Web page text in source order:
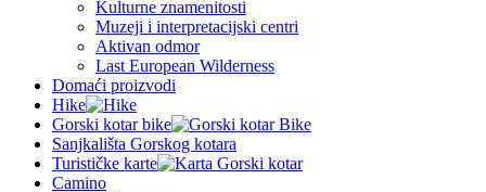
Kulturne znamenitosti
Muzeji i interpretacijski centri
Aktivan odmor
Last European Wilderness
Domaći proizvodi
Hike
Gorski kotar bike
Sanjkališta Gorskog kotara
Turističke karte
Camino